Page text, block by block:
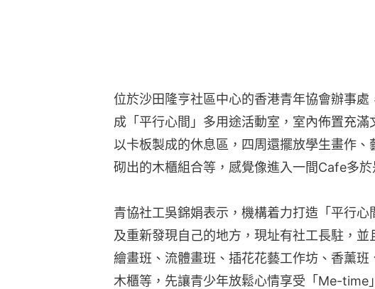
位於沙田隆亨社區中心的香港青年協會辦事
成「平行心間」多用途活動室，室內佈置充滿
以卡板製成的休息區，四周還擺放學生畫作
砌出的木櫃組合等，感覺像進入一間Cafe多於
青協社工吳錦娟表示，機構着力打造「平行
及重新發現自己的地方，現址有社工長駐，
繪畫班、流體畫班、插花花藝工作坊、香薰
木櫃等，先讓青少年放鬆心情享受「Me-time